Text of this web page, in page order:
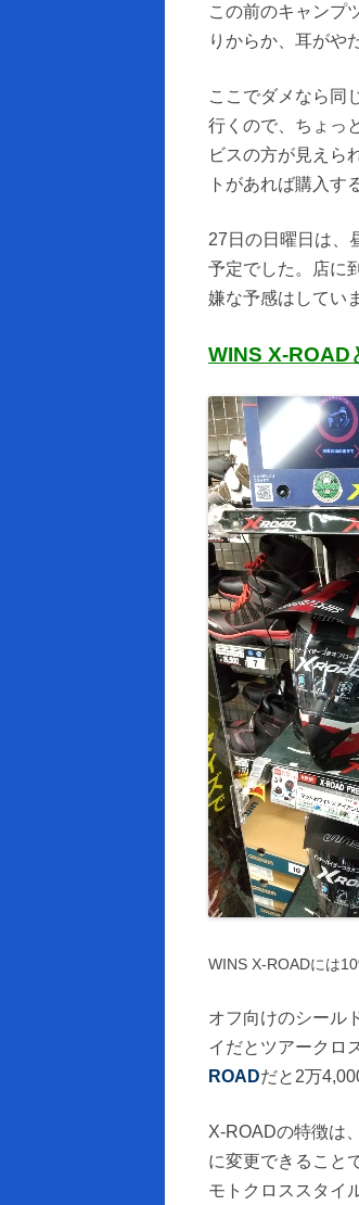
この前のキャンプ
りからか、耳がや
ここでダメなら同
行くので、ちょっ
ビスの方が見えら
トがあれば購入す
27日の日曜日は、
予定でした。店に
嫌な予感はしてい
WINS X-ROAD
WINS X-ROADには
オフ向けのシール
イだとツアークロ
ROADだと2万
X-ROADの特徴は
に変更できること
モトクロススタイ